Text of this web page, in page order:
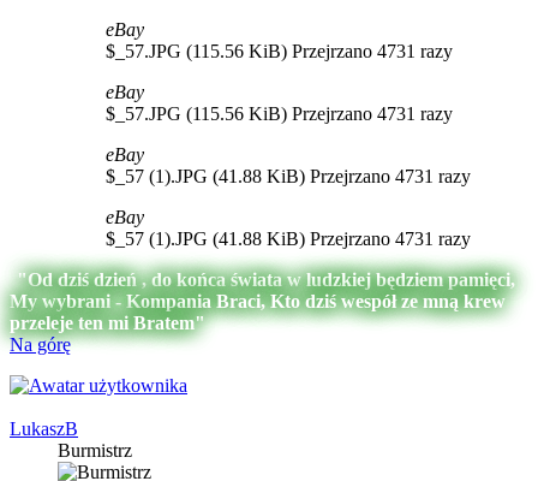
eBay
$_57.JPG (115.56 KiB) Przejrzano 4731 razy
eBay
$_57.JPG (115.56 KiB) Przejrzano 4731 razy
eBay
$_57 (1).JPG (41.88 KiB) Przejrzano 4731 razy
eBay
$_57 (1).JPG (41.88 KiB) Przejrzano 4731 razy
"Od dziś dzień , do końca świata w ludzkiej będziem pamięci,
My wybrani - Kompania Braci, Kto dziś wespół ze mną krew
przeleje ten mi Bratem"
Na górę
LukaszB
Burmistrz